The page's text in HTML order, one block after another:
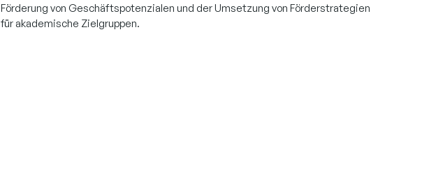
Förderung von Geschäftspotenzialen und der Umsetzung von Förderstrategien
für akademische Zielgruppen.